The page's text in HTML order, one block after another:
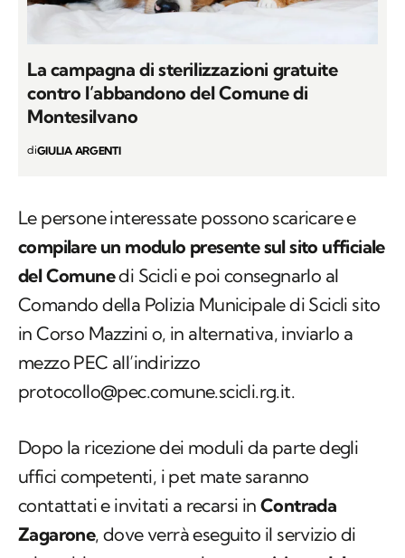
La campagna di sterilizzazioni gratuite
contro l’abbandono del Comune di
Montesilvano
Le persone interessate possono scaricare e
compilare un modulo presente sul sito ufficiale
del Comunedi Scicli e poi consegnarlo al
Comando della Polizia Municipale di Scicli sito
in Corso Mazzini o, in alternativa, inviarlo a
mezzo PEC all’indirizzo
Dopo la ricezione dei moduli da parte degli
uffici competenti, i pet mate saranno
contattati e invitati a recarsi in Contrada